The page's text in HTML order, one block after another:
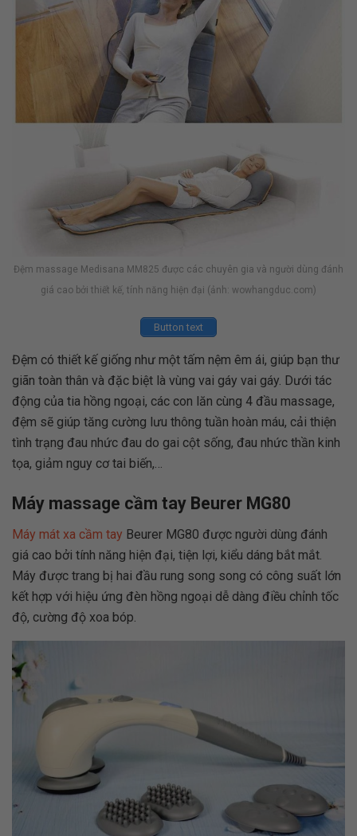
Đệm massage Medisana MM825 được các chuyên gia và người dùng đánh
giá cao bởi thiết kế, tính năng hiện đại (ảnh: wowhangduc.com)
Button text
Đệm có thiết kế giống như một tấm nệm êm ái, giúp bạn thư
giãn toàn thân và đặc biệt là vùng vai gáy vai gáy. Dưới tác
động của tia hồng ngoại, các con lăn cùng 4 đầu massage,
đệm sẽ giúp tăng cường lưu thông tuần hoàn máu, cải thiện
tình trạng đau nhức đau do gai cột sống, đau nhức thần kinh
tọa, giảm nguy cơ tai biến,…
Máy massage cầm tay Beurer MG80
Máy mát xa cầm tay Beurer MG80 được người dùng đánh
giá cao bởi tính năng hiện đại, tiện lợi, kiểu dáng bắt mắt.
Máy được trang bị hai đầu rung song song có công suất lớn
kết hợp với hiệu ứng đèn hồng ngoại dễ dàng điều chỉnh tốc
độ, cường độ xoa bóp.